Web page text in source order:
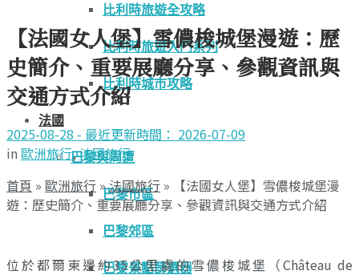
比利時旅遊全攻略
比利時旅遊入門系列
比利時城市攻略
法國
巴黎與周遭
巴黎市區
巴黎郊區
巴黎景點篩選器
【法國女人堡】雪儂梭城堡漫遊：歷
史簡介、重要展廳分享、參觀資訊與
交通方式介紹
2025-08-28 - 最近更新時間： 2026-07-09
in 歐洲旅行,法國旅行
首頁 » 歐洲旅行 »法國旅行 »
【法國女人堡】雪儂梭城堡漫
遊：歷史簡介、重要展廳分享、參觀資訊與交通方式介紹
位於都爾東邊約35公里處的雪儂梭城堡（Château de